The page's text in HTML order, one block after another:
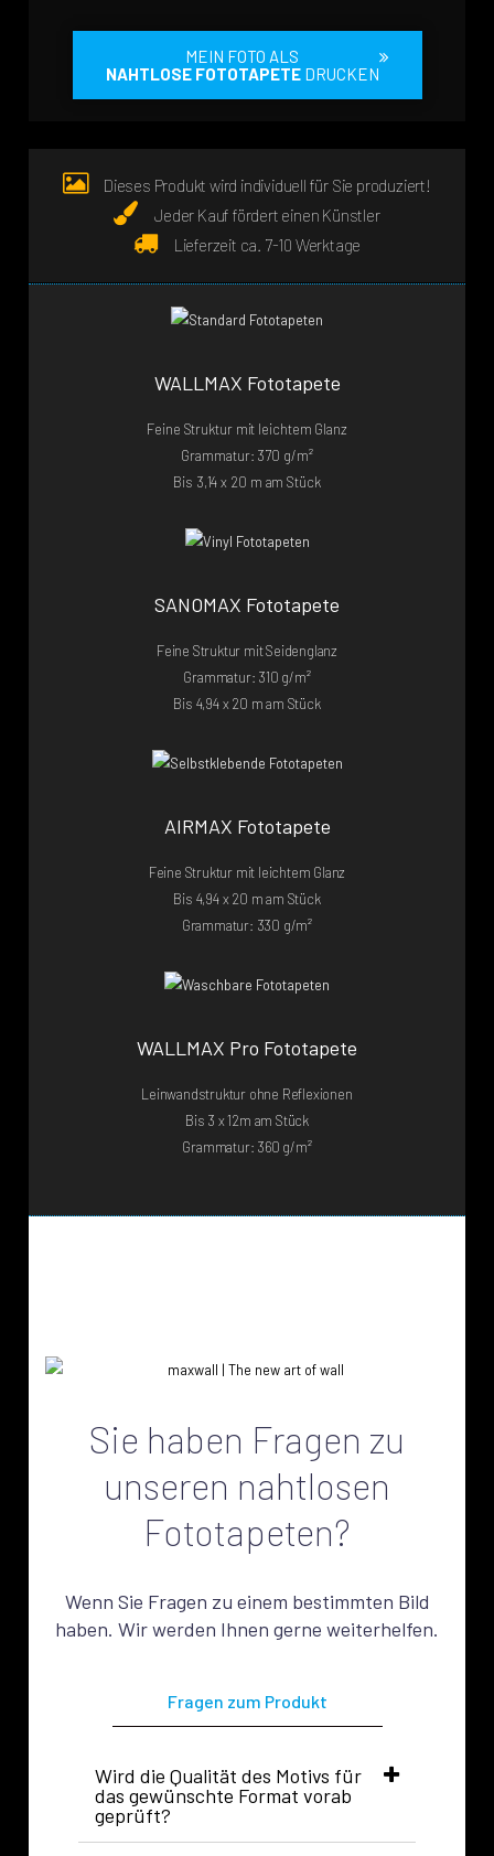
MEIN FOTO ALS
NAHTLOSE FOTOTAPETEDRUCKEN
Dieses Produkt wird individuell für Sie produziert!
Jeder Kauf fördert einen Künstler
Lieferzeit ca. 7-10 Werktage
WALLMAX Fototapete
Feine Struktur mit leichtem Glanz
Grammatur: 370 g/m²
Bis 3,14 x 20 m am Stück
SANOMAX Fototapete
Feine Struktur mit Seidenglanz
Grammatur: 310 g/m²
Bis 4,94 x 20 m am Stück
AIRMAX Fototapete
Feine Struktur mit leichtem Glanz
Bis 4,94 x 20 m am Stück
Grammatur: 330 g/m²
WALLMAX Pro Fototapete
Leinwandstruktur ohne Reflexionen
Bis 3 x 12m am Stück
Grammatur: 360 g/m²
Sie haben Fragen zu
unseren nahtlosen
Fototapeten?
Wenn Sie Fragen zu einem bestimmten Bild
haben. Wir werden Ihnen gerne weiterhelfen.
Fragen zum Produkt
Wird die Qualität des Motivs für
das gewünschte Format vorab
geprüft?